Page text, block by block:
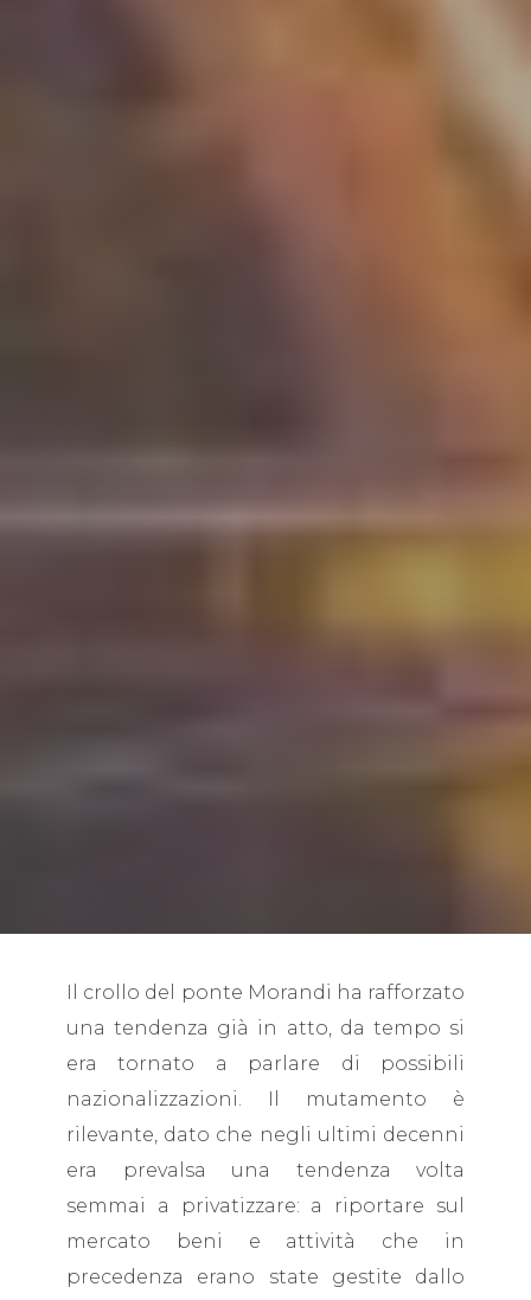
Il crollo del ponte Morandi ha rafforzato
una tendenza già in atto, da tempo si
era tornato a parlare di possibili
nazionalizzazioni. Il mutamento è
rilevante, dato che negli ultimi decenni
era prevalsa una tendenza volta
semmai a privatizzare: a riportare sul
mercato beni e attività che in
precedenza erano state gestite dallo